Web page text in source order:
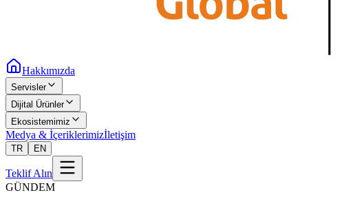
Hakkımızda
Servisler
Dijital Ürünler
Ekosistemimiz
Medya & İçeriklerimizİletişim
TR EN
Teklif Alın
GÜNDEM